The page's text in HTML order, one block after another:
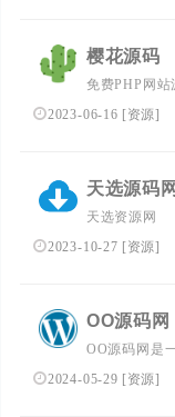
樱花源码
免费PHP网站
2023-06-16 [资源]
天选源码网
天选资源网
2023-10-27 [资源]
OO源码网
OO源码网是
码、网站源
2024-05-29 [资源]